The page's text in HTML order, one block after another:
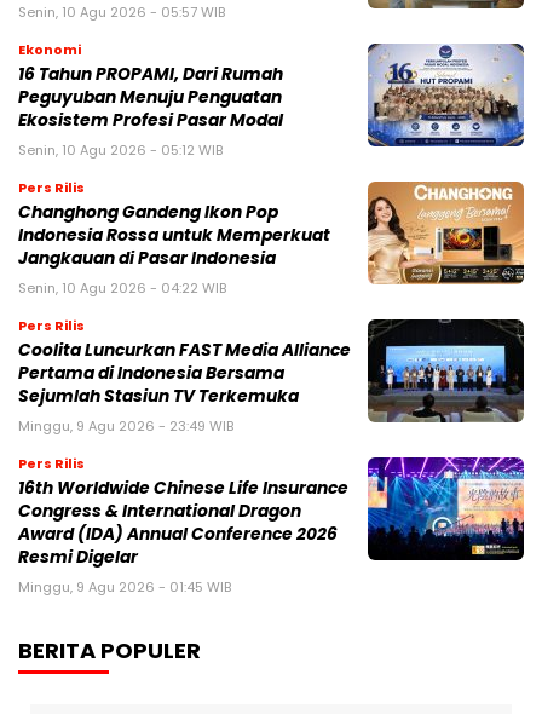
Senin, 10 Agu 2026 - 05:57 WIB
Ekonomi
16 Tahun PROPAMI, Dari Rumah
Peguyuban Menuju Penguatan
Ekosistem Profesi Pasar Modal
Senin, 10 Agu 2026 - 05:12 WIB
Pers Rilis
Changhong Gandeng Ikon Pop
Indonesia Rossa untuk Memperkuat
Jangkauan di Pasar Indonesia
Senin, 10 Agu 2026 - 04:22 WIB
Pers Rilis
Coolita Luncurkan FAST Media Alliance
Pertama di Indonesia Bersama
Sejumlah Stasiun TV Terkemuka
Minggu, 9 Agu 2026 - 23:49 WIB
Pers Rilis
16th Worldwide Chinese Life Insurance
Congress & International Dragon
Award (IDA) Annual Conference 2026
Resmi Digelar
Minggu, 9 Agu 2026 - 01:45 WIB
BERITA POPULER